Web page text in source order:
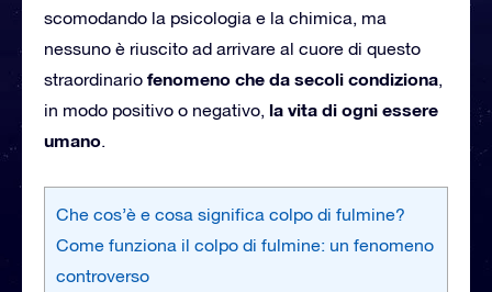
scomodando la psicologia e la chimica, ma
nessuno è riuscito ad arrivare al cuore di questo
straordinario fenomeno che da secoli condiziona,
in modo positivo o negativo, la vita di ogni essere
umano.
Che cos’è e cosa significa colpo di fulmine?
Come funziona il colpo di fulmine: un fenomeno
controverso